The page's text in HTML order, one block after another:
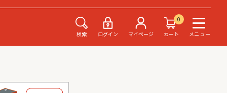
検索 ログイン マイページ
0
カート
メニュー